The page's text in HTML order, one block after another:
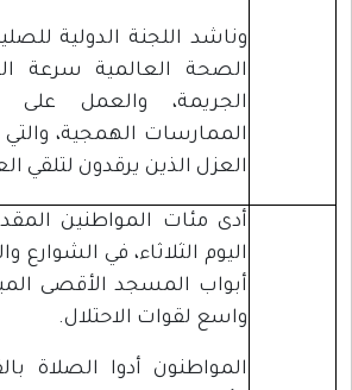
وناشد اللجنة الدولية
الصحة العالمية سرعة
الجريمة، والعمل
الممارسات الهمجية،
العزل الذين يرقدون لتلقي
أدى مئات المواطنين
اليوم الثلاثاء، في الشوارع
أبواب المسجد الأقصى
واسع لقوات الاحتلال.
المواطنون أدوا الصلاة